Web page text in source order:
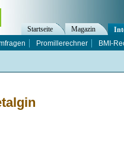
Startseite Magazin
Promillerechner BMI-